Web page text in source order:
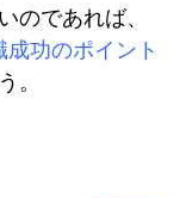
のであれば、
成功のポイント
。